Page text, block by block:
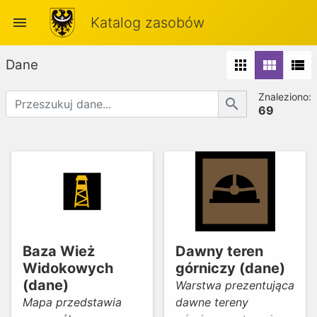
menu Katalog zasobów
Dane apps view_module view_list
search Znaleziono:
69
Baza Wież
Widokowych
(dane)
Mapa przedstawia
Dawny teren
górniczy (dane)
Warstwa prezentująca
dawne tereny